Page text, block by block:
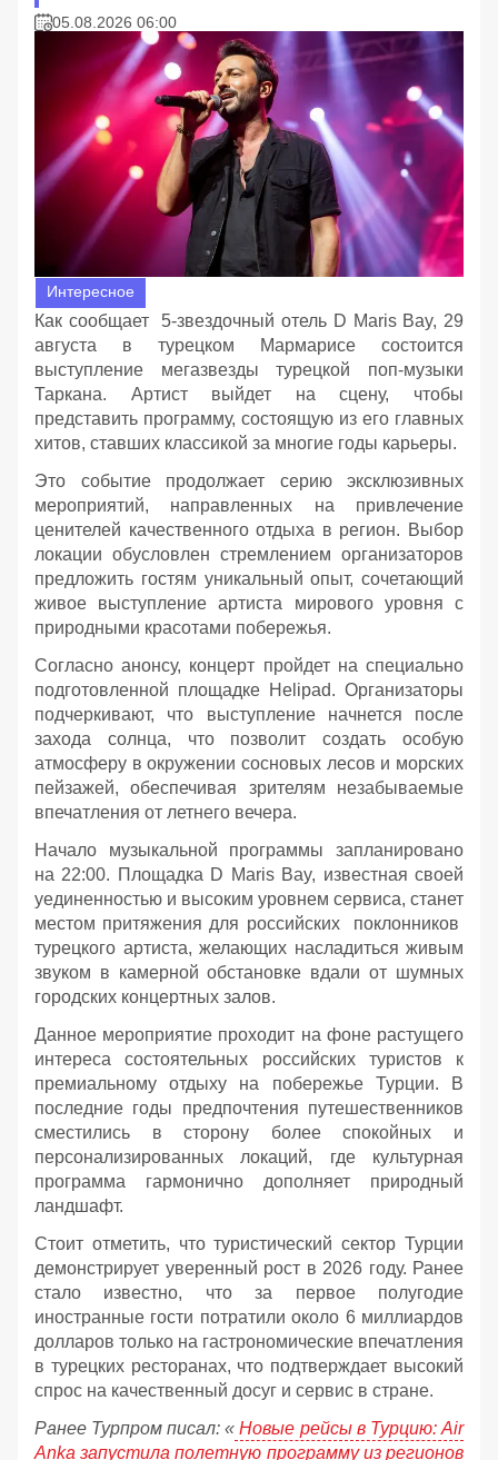
05.08.2026 06:00
Интересное
Как сообщает 5-звездочный отель D Maris Bay, 29
августа в турецком Мармарисе состоится
выступление мегазвезды турецкой поп-музыки
Таркана. Артист выйдет на сцену, чтобы
представить программу, состоящую из его главных
хитов, ставших классикой за многие годы карьеры.
Это событие продолжает серию эксклюзивных
мероприятий, направленных на привлечение
ценителей качественного отдыха в регион. Выбор
локации обусловлен стремлением организаторов
предложить гостям уникальный опыт, сочетающий
живое выступление артиста мирового уровня с
природными красотами побережья.
Согласно анонсу, концерт пройдет на специально
подготовленной площадке Helipad. Организаторы
подчеркивают, что выступление начнется после
захода солнца, что позволит создать особую
атмосферу в окружении сосновых лесов и морских
пейзажей, обеспечивая зрителям незабываемые
впечатления от летнего вечера.
Начало музыкальной программы запланировано
на 22:00. Площадка D Maris Bay, известная своей
уединенностью и высоким уровнем сервиса, станет
местом притяжения для российских поклонников
турецкого артиста, желающих насладиться живым
звуком в камерной обстановке вдали от шумных
городских концертных залов.
Данное мероприятие проходит на фоне растущего
интереса состоятельных российских туристов к
премиальному отдыху на побережье Турции. В
последние годы предпочтения путешественников
сместились в сторону более спокойных и
персонализированных локаций, где культурная
программа гармонично дополняет природный
ландшафт.
Стоит отметить, что туристический сектор Турции
демонстрирует уверенный рост в 2026 году. Ранее
стало известно, что за первое полугодие
иностранные гости потратили около 6 миллиардов
долларов только на гастрономические впечатления
в турецких ресторанах, что подтверждает высокий
спрос на качественный досуг и сервис в стране.
Ранее Турпром писал: « Новые рейсы в Турцию: Air
Anka запустила полетную программу из регионов